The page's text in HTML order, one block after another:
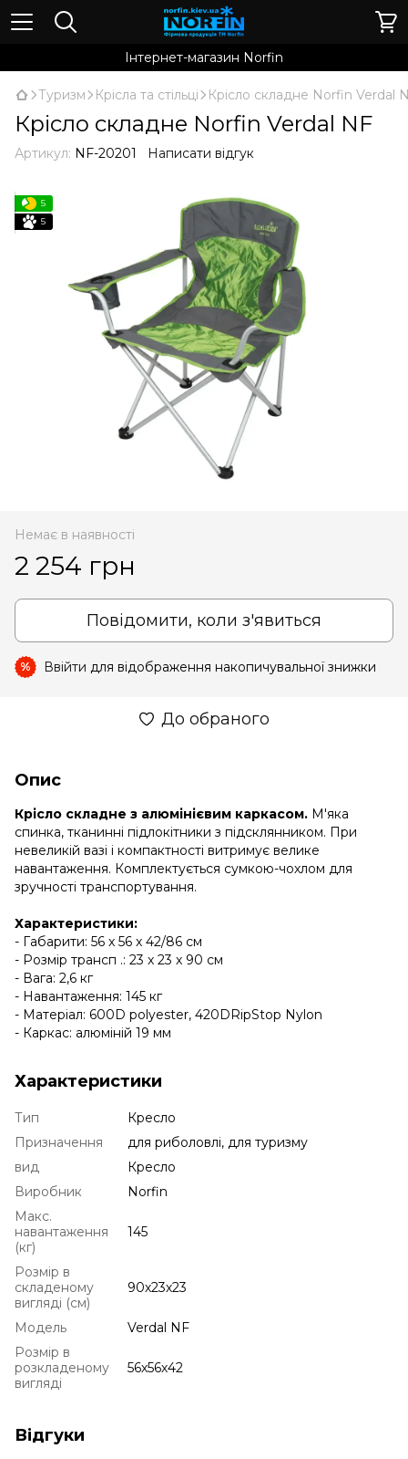
Інтернет-магазин Norfin
Туризм Крісла та стільці Крісло складне Norfin Verdal
Крісло складне Norfin Verdal NF
Артикул: NF-20201 Написати відгук
5
5
Немає в наявності
2 254 грн
Повідомити, коли з'явиться
% Ввійти для відображення накопичувальної знижки
До обраного
Опис
Крісло складне з алюмінієвим каркасом. М'яка
спинка, тканинні підлокітники з підсклянником. При
невеликій вазі і компактності витримує велике
навантаження. Комплектується сумкою-чохлом для
зручності транспортування.
Характеристики:
- Габарити: 56 x 56 x 42/86 см
- Розмір трансп .: 23 x 23 x 90 см
- Вага: 2,6 кг
- Навантаження: 145 кг
- Матеріал: 600D polyester, 420DRipStop Nylon
- Каркас: алюміній 19 мм
Характеристики
Тип
Кресло
Призначення
для риболовлі, для туризму
вид
Кресло
Виробник
Norfin
Макс.
навантаження
(кг)
145
Розмір в
складеному
вигляді (см)
90х23х23
Модель
Verdal NF
Розмір в
розкладеному
вигляді
56х56х42
Відгуки